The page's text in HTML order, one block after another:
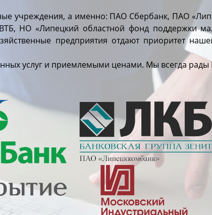
учреждения, а именно: ПАО Сбербанк, ПАО
НО «Липецкий областной фонд поддержки
предприятия отдают приоритет
услуг и приемлемыми ценами. Мы всегда